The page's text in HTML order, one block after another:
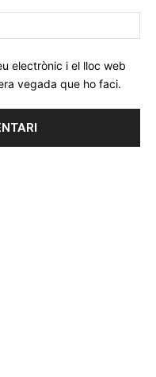
electrònic i el lloc web
vegada que ho faci.